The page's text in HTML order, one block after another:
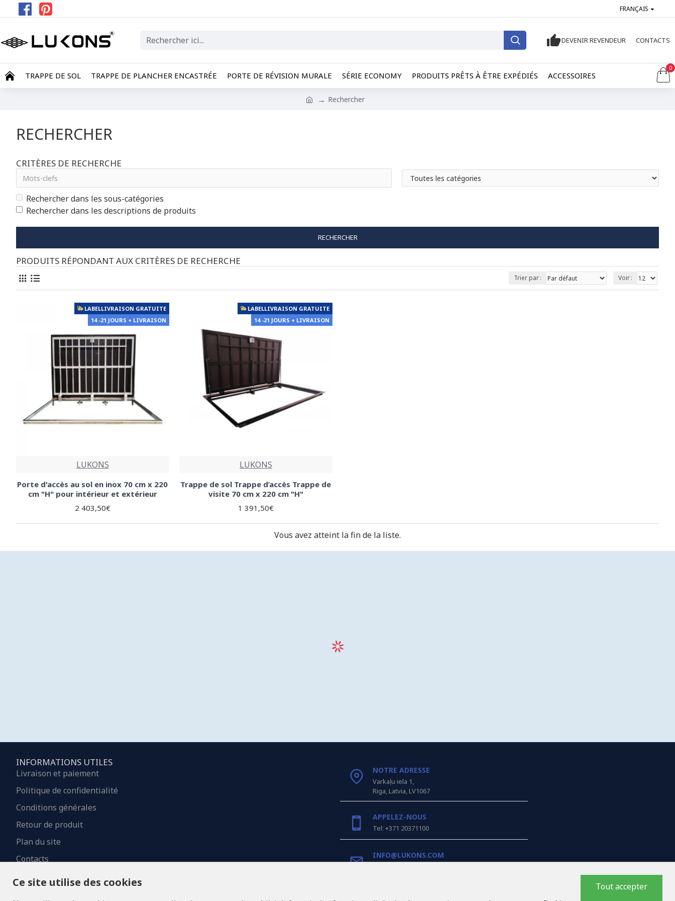
FRANÇAIS
DEVENIR REVENDEUR CONTACTS
TRAPPE DE SOL TRAPPE DE PLANCHER ENCASTRÉE PORTE DE RÉVISION MURALE SÉRIE ECONOMY PRODUITS PRÊTS À ÊTRE EXPÉDIÉS ACCESSOIRES
0
Rechercher
RECHERCHER
CRITÈRES DE RECHERCHE
Rechercher dans les sous-catégories
Rechercher dans les descriptions de produits
RECHERCHER
PRODUITS RÉPONDANT AUX CRITÈRES DE RECHERCHE
Trier par : Voir :
LABELLIVRAISON GRATUITE
14 -21 JOURS + LIVRAISON
LUKONS
Porte d'accès au sol en inox 70 cm x 220
cm "H" pour intérieur et extérieur
2 403,50€
LABELLIVRAISON GRATUITE
14 -21 JOURS + LIVRAISON
LUKONS
Trappe de sol Trappe d’accès Trappe de
visite 70 cm x 220 cm "H"
1 391,50€
Vous avez atteint la fin de la liste.
INFORMATIONS UTILES
Livraison et paiement
Politique de confidentialité
Conditions générales
Retour de produit
Plan du site
Contacts
NOTRE ADRESSE
Varkaļu iela 1,
Riga, Latvia, LV1067
APPELEZ-NOUS
Tel: +371 20371100
INFO@LUKONS.COM
Ce site utilise des cookies Tout accepter